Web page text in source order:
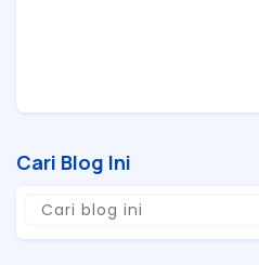
Cari Blog Ini